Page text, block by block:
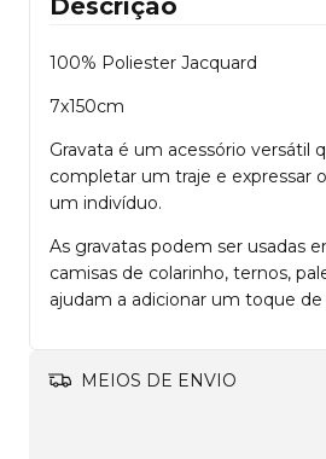
100% Poliester Jacquard
7x150cm
Gravata é um acessório versátil
completar um traje e expressar
um indivíduo.
As gravatas podem ser usadas
camisas de colarinho, ternos,
ajudam a adicionar um toque
MEIOS DE ENVIO